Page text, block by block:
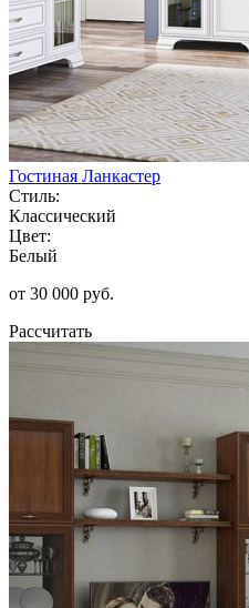
Гостиная Ланкастер
Стиль:
Классический
Цвет:
Белый
от 30 000 руб.
Рассчитать